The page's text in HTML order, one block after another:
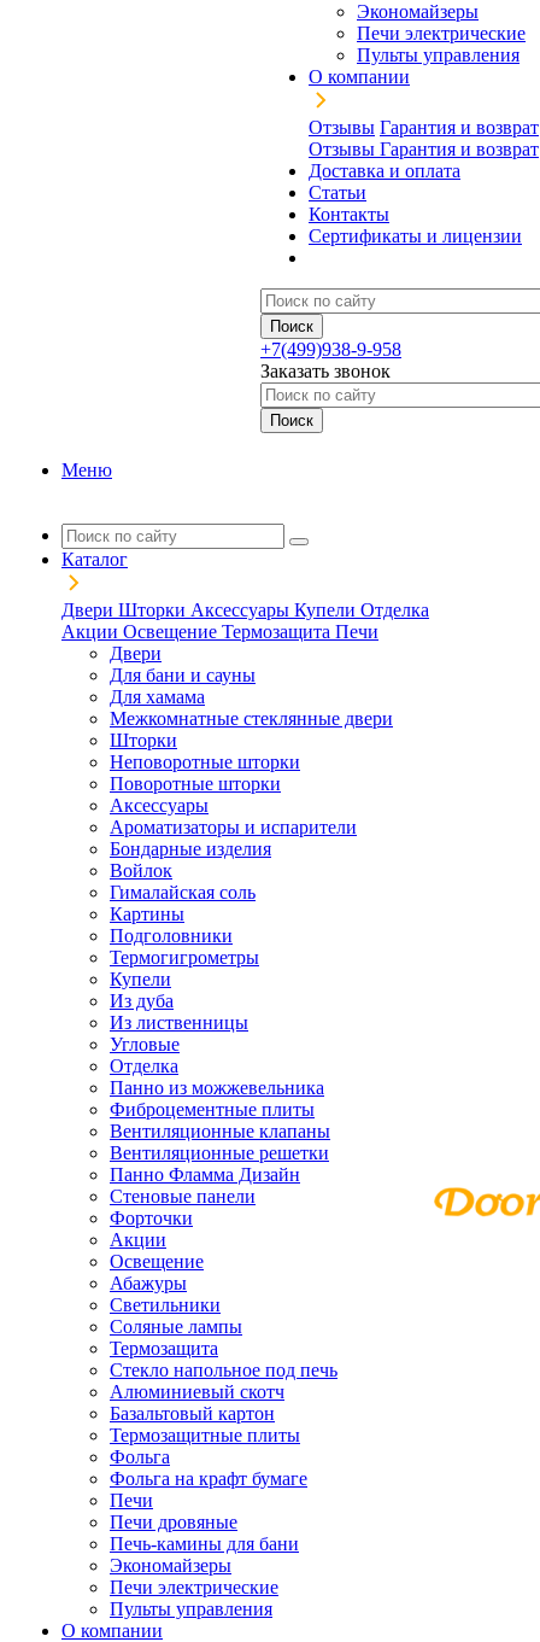
Экономайзеры
Печи электрические
Пульты управления
О компании
Отзывы Гарантия и возврат
Отзывы Гарантия и возврат
Доставка и оплата
Статьи
Контакты
Сертификаты и лицензии
+7(499)938-9-958
Заказать звонок
Меню
Каталог
Двери Шторки Аксессуары Купели Отделка
Акции Освещение Термозащита Печи
Двери
Для бани и сауны
Для хамама
Межкомнатные стеклянные двери
Шторки
Неповоротные шторки
Поворотные шторки
Аксессуары
Ароматизаторы и испарители
Бондарные изделия
Войлок
Гималайская соль
Картины
Подголовники
Термогигрометры
Купели
Из дуба
Из лиственницы
Угловые
Отделка
Панно из можжевельника
Фиброцементные плиты
Вентиляционные клапаны
Вентиляционные решетки
Панно Фламма Дизайн
Стеновые панели
Форточки
Акции
Освещение
Абажуры
Светильники
Соляные лампы
Термозащита
Стекло напольное под печь
Алюминиевый скотч
Базальтовый картон
Термозащитные плиты
Фольга
Фольга на крафт бумаге
Печи
Печи дровяные
Печь-камины для бани
Экономайзеры
Печи электрические
Пульты управления
О компании